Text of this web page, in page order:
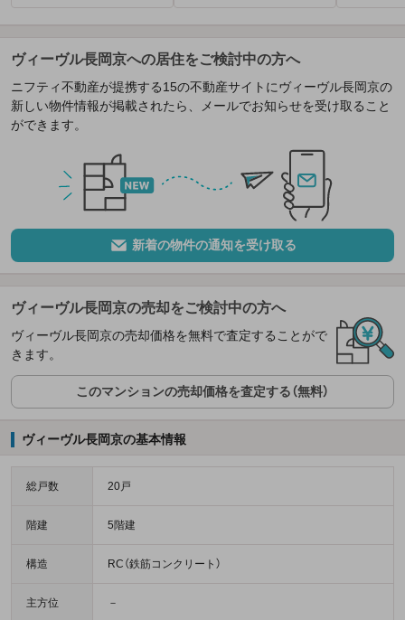
ヴィーヴル長岡京への居住をご検討中の方へ
ニフティ不動産が提携する15の不動産サイトにヴィーヴル長岡京の
新しい物件情報が掲載されたら、メールでお知らせを受け取ること
ができます。
新着の物件の通知を受け取る
ヴィーヴル長岡京の売却をご検討中の方へ
ヴィーヴル長岡京の売却価格を無料で査定することがで
きます。
このマンションの売却価格を査定する（無料）
ヴィーヴル長岡京の基本情報
総戸数 20戸
階建 5階建
構造 RC（鉄筋コンクリート）
主方位 －